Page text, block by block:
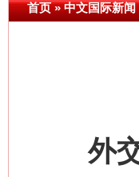
首页»中文国际新闻
外交